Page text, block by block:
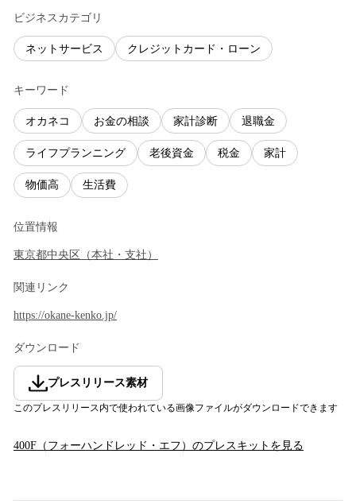
ビジネスカテゴリ
ネットサービス クレジットカード・ローン
キーワード
オカネコ お金の相談 家計診断 退職金
ライフプランニング 老後資金 税金 家計
物価高 生活費
位置情報
東京都中央区 （本社・支社 ）
関連リンク
https://okane-kenko.jp/
ダウンロード
プレスリリース素材
このプレスリリース内で使われている画像ファイルがダウンロードできます
400F（フォーハンドレッド・エフ） のプレスキットを見る